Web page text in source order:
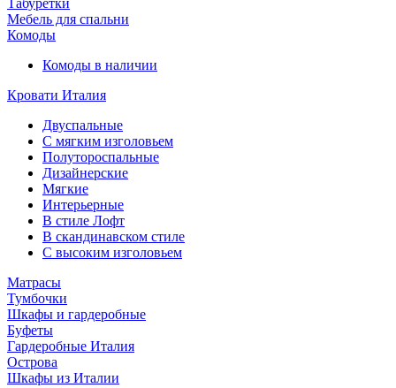
Табуретки
Мебель для спальни
Комоды
Комоды в наличии
Кровати Италия
Двуспальные
С мягким изголовьем
Полутороспальные
Дизайнерские
Мягкие
Интерьерные
В стиле Лофт
В скандинавском стиле
С высоким изголовьем
Матрасы
Тумбочки
Шкафы и гардеробные
Буфеты
Гардеробные Италия
Острова
Шкафы из Италии